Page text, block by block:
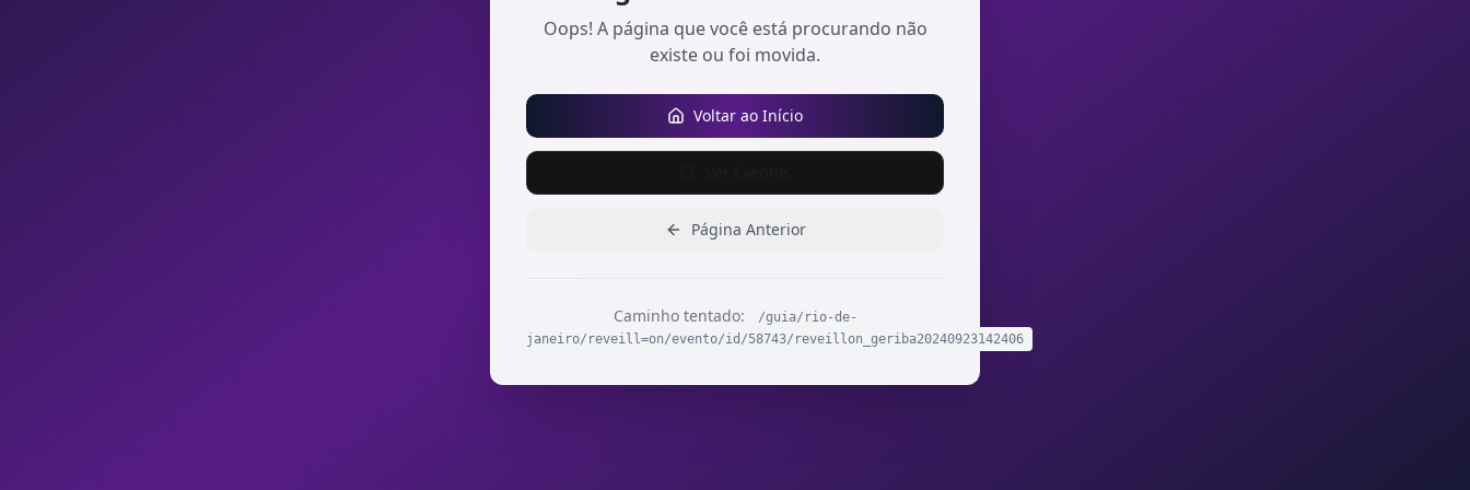
Oops! A página que você está procurando não
existe ou foi movida.
Voltar ao Início
Página Anterior
Caminho tentado:
/guia/rio-de-
janeiro/reveill=on/evento/id/58743/reveillon_geriba20240923142406